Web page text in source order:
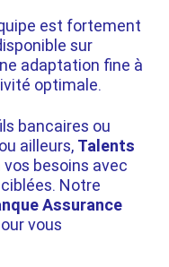
est fortement
sur
adaptation fine à
optimale.
bancaires ou
ailleurs, Talents
vos besoins avec
Notre
Assurance
vous